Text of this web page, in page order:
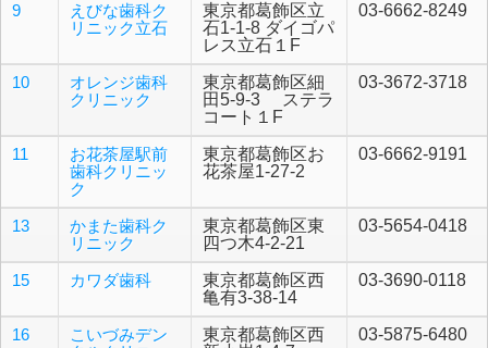
9
えびな歯科ク
リニック立石
東京都葛飾区立
石1-1-8 ダイゴパ
レス立石１F
03-6662-8249
10
オレンジ歯科
クリニック
東京都葛飾区細
田5-9-3 ステラ
コート１F
03-3672-3718
11
お花茶屋駅前
歯科クリニッ
ク
東京都葛飾区お
花茶屋1-27-2
03-6662-9191
13
かまた歯科ク
リニック
東京都葛飾区東
四つ木4-2-21
03-5654-0418
15 カワダ歯科
東京都葛飾区西
亀有3-38-14
03-3690-0118
16
こいづみデン
東京都葛飾区西
03-5875-6480